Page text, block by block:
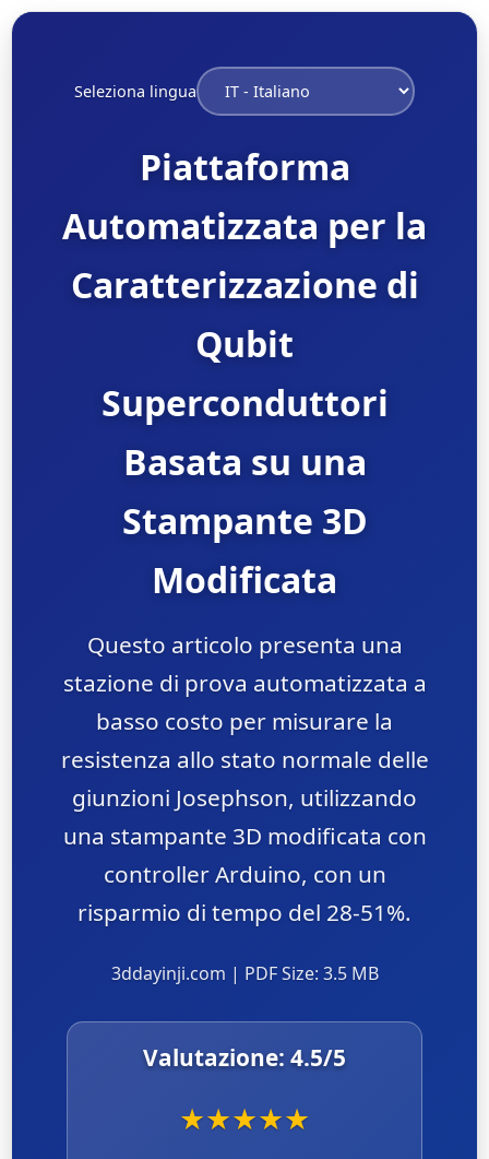
Seleziona lingua
Piattaforma
Automatizzata per la
Caratterizzazione di
Qubit
Superconduttori
Basata su una
Stampante 3D
Modificata
Questo articolo presenta una
stazione di prova automatizzata a
basso costo per misurare la
resistenza allo stato normale delle
giunzioni Josephson, utilizzando
una stampante 3D modificata con
controller Arduino, con un
risparmio di tempo del 28-51%.
3ddayinji.com | PDF Size: 3.5 MB
Valutazione: 4.5/5
★★★★★